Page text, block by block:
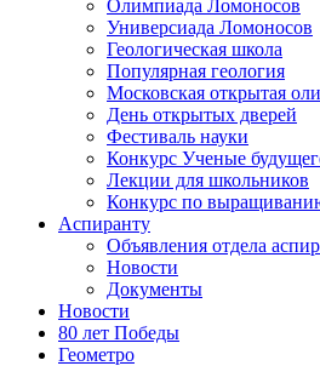
Олимпиада Ломоносов
Универсиада Ломоносов
Геологическая школа
Популярная геология
Московская открытая
День открытых дверей
Фестиваль науки
Конкурс Ученые
Лекции для школьников
Конкурс по
Аспиранту
Объявления отдела
Новости
Документы
Новости
80 лет Победы
Геометро